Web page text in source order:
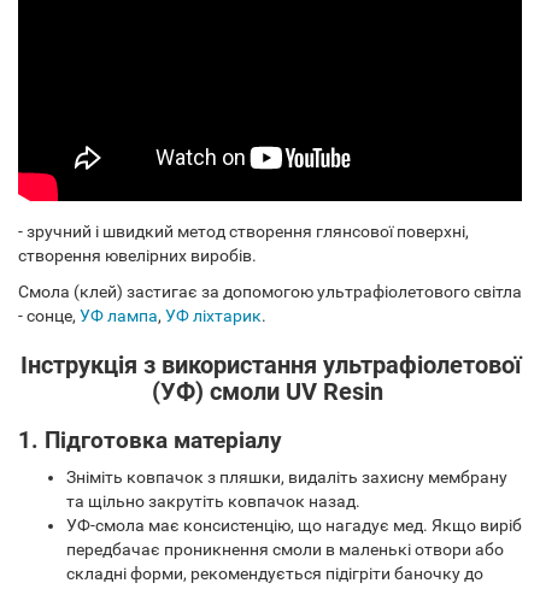
- зручний і швидкий метод створення глянсової поверхні,
створення ювелірних виробів.
Смола (клей) застигає за допомогою ультрафіолетового світла
- сонце, УФ лампа, УФ ліхтарик.
Інструкція з використання ультрафіолетової
(УФ) смоли UV Resin
1. Підготовка матеріалу
Зніміть ковпачок з пляшки, видаліть захисну мембрану
та щільно закрутіть ковпачок назад.
УФ-смола має консистенцію, що нагадує мед. Якщо виріб
передбачає проникнення смоли в маленькі отвори або
складні форми, рекомендується підігріти баночку до